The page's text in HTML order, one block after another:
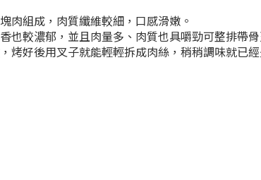
肉組成，肉質纖維較細，口感滑嫩。
也較濃郁，並且肉量多、肉質也具嚼勁可整排帶
烤好後用叉子就能輕輕拆成肉絲，稍稍調味就已